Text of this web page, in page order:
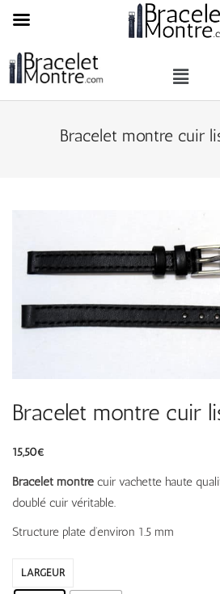
Bracelet montre cuir
Bracelet montre cuir
15,50€
Bracelet montre cuir vachette haute
doublé cuir véritable.
Structure plate d’environ 1.5 mm
LARGEUR